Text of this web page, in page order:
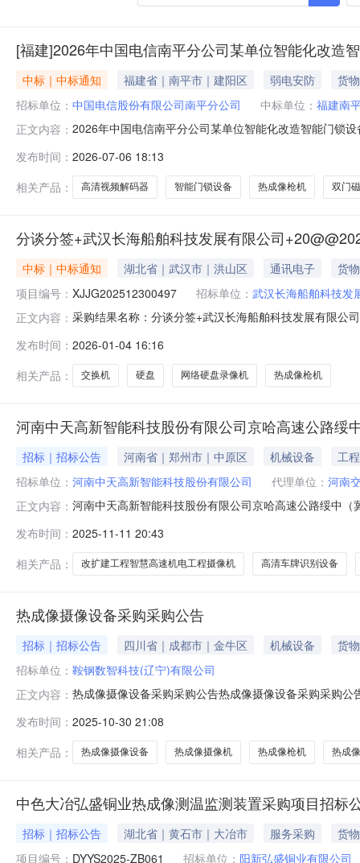
[福建]2026年中国电信南平分公司某单位智能化改造
中标｜中标通知 福建省｜南平市｜建阳区 弱电安防
货物
招标单位： 中国电信股份有限公司南平分公司 中标单位： 福建南
正文内容： 2026年中国电信南平分公司某单位智能化改造智能门锁
产品名称参数品牌型号单位数量17寸门禁(触摸屏,IC卡,
发布时间： 2026-07-06 18:13
相关产品：
高清视频解码器 智能门锁设备 热成像枪机 双门
分谈分签+武汉长海船舶科技发展有限公司
中标｜中标通知 湖北省｜武汉市｜洪山区 通讯电子
货物
项目编号： XJJG202512300497 招标单位： 武汉长海船舶科技发
正文内容： 采购结果名称：分谈分签+武汉长海船舶科技发展有限公
XYFA202512260855签约类型：合同采购方式：询价采
发布时间： 2026-01-04 16:16
相关产品：
交换机 硬盘 网络硬盘录像机 热成像枪机
河南中天高新智能科技股份有限公司京哈高速公路
招标｜招标公告 河南省｜郑州市｜中原区 机械设备
工程
招标单位： 河南中天高新智能科技股份有限公司 代理单位： 河南
正文内容： 河南中天高新智能科技股份有限公司京哈高速公路绥中
司，项目资金来源为自筹。项目己具备招标条件，现对
有限公司京哈高速公路绥中（冀辽界）至盘锦段改
发布时间： 2025-11-11 20:43
相关产品：
改扩建工程智慧高速机电工程摄像机 高清车牌识别设备
热成像摄像设备采购采购公告
招标｜招标公告 四川省｜成都市｜金牛区 机械设备
货物
招标单位： 鞍钢数智科技(辽宁)有限公司
正文内容： 热成像摄像设备采购采购公告热成像摄像设备采购采购
式：不转2.3本项目采购内容、范围及规模详见附件《物
发布时间： 2025-10-30 21:08
相关产品：
热成像摄像设备 热成像摄像机 热成像枪机 热成
中色大冶弘盛铜业热成像测温监测装置采购项目招标
招标｜招标公告 湖北省｜黄石市｜大冶市 服务采购
货物
项目编号： DYYS2025-ZB061 招标单位： 阳新弘盛铜业有限公司